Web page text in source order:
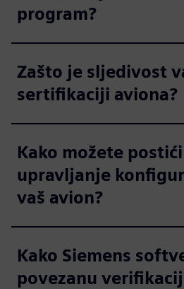
program?
Zašto je sljedivost
sertifikaciji aviona?
Kako možete
upravljanje
vaš avion?
Kako Siemens
povezanu